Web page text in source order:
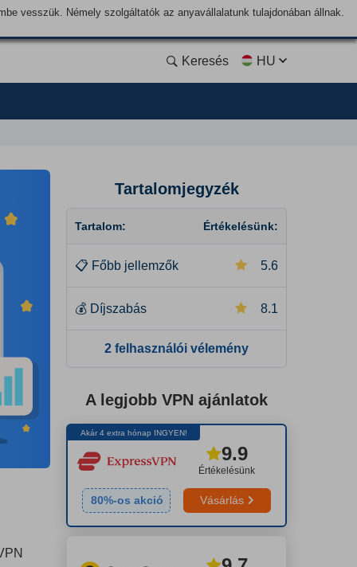
vesszük. Némely szolgáltatók az anyavállalatunk tulajdonában állnak.
Keresés HU
Tartalomjegyzék
Tartalom: Értékelésünk:
📋 Főbb jellemzők 5.6
💰 Díjszabás 8.1
2 felhasználói vélemény
A legjobb VPN ajánlatok
Akár 4 extra hónap INGYEN!
Értékelésünk
9.9
80%-os akció Vásárlás